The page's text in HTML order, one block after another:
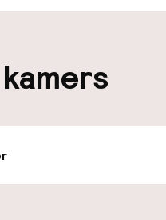
Openbaar
Oplaadpunt
locatie